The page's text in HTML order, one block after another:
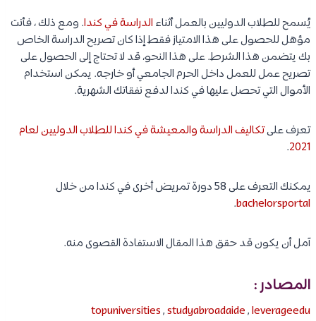
يُسمح للطلاب الدوليين بالعمل أثناء الدراسة في كندا. ومع ذلك ، فأنت
مؤهل للحصول على هذا الامتياز فقط إذا كان تصريح الدراسة الخاص
بك يتضمن هذا الشرط. على هذا النحو، قد لا تحتاج إلى الحصول على
تصريح عمل للعمل داخل الحرم الجامعي أو خارجه. يمكن استخدام
الأموال التي تحصل عليها في كندا لدفع نفقاتك الشهرية.
تعرف علىتكاليف الدراسة والمعيشة في كندا للطلاب الدوليين لعام
2021
.
يمكنك التعرف على 58 دورة تمريض أخرى في كندا من خلال
bachelorsportal
.
آمل أن يكون قد حقق هذا المقال الاستفادة القصوى منه.
المصادر :
topuniversities,studyabroadaide,leverageedu